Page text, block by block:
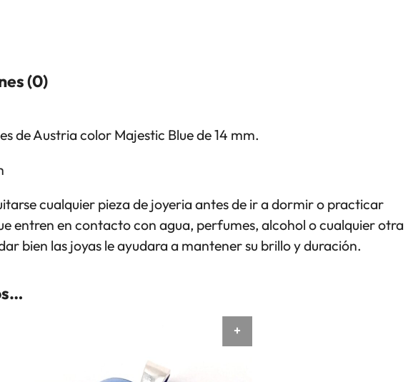
(0)
de Austria color Majestic Blue de 14 mm.
cualquier pieza de joyeria antes de ir a dormir o practicar
entren en contacto con agua, perfumes, alcohol o cualquier otra
bien las joyas le ayudara a mantener su brillo y duración.